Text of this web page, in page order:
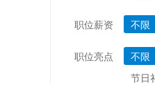
能源/
职位薪资 不限
职位亮点 不限
节日